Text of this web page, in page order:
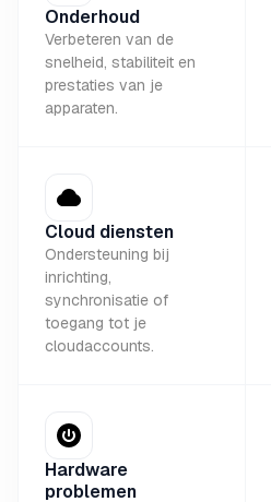
Onderhoud
Verbeteren van de
snelheid, stabiliteit en
prestaties van je
apparaten.
Cloud diensten
Ondersteuning bij
inrichting,
synchronisatie of
toegang tot je
cloudaccounts.
Hardware
problemen